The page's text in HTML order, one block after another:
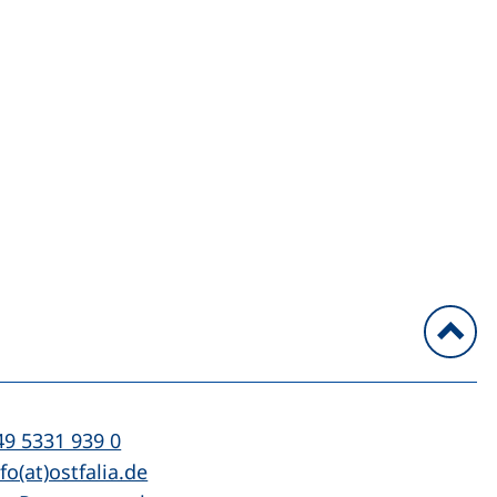
5331 939 0(startet einen Telefonanruf, wenn Ihr
(öffnet Ihr E-Mail-Programm)